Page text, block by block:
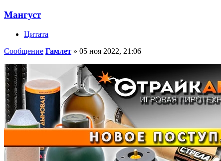
Мангуст
Цитата
Сообщение Гамлет » 05 ноя 2022, 21:06